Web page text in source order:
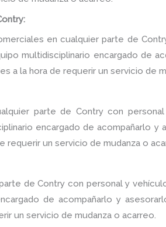
en cualquier parte de
multidisciplinario encargado de
a la hora de requerir un servicio de
parte de Contry con
encargado de acompañarlo y
un servicio de mudanza o
de Contry con personal y
de acompañarlo y
un servicio de mudanza o acarreo.